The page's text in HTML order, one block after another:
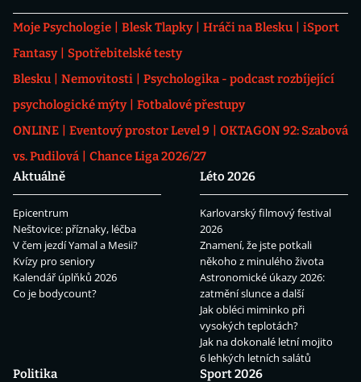
Moje Psychologie Blesk Tlapky Hráči na Blesku
iSport
Fantasy
Spotřebitelské testy
Blesku
Nemovitosti
Psychologika - podcast rozbíjející
psychologické mýty
Fotbalové přestupy
ONLINE
Eventový prostor Level 9
OKTAGON 92: Szabová
vs. Pudilová
Chance Liga 2026/27
Aktuálně
Epicentrum
Neštovice: příznaky, léčba
V čem jezdí Yamal a Mesii?
Kvízy pro seniory
Kalendář úplňků 2026
Co je bodycount?
Léto 2026
Karlovarský filmový festival
2026
Znamení, že jste potkali
někoho z minulého života
Astronomické úkazy 2026:
zatmění slunce a další
Jak obléci miminko při
vysokých teplotách?
Jak na dokonalé letní mojito
6 lehkých letních salátů
Politika
Sport 2026